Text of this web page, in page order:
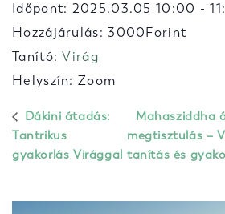
Időpont: 2025.03.05 10:00 -
Hozzájárulás: 3000Forint
Tanító:Virág
Helyszín: Zoom
Dákini átadás:
Tantrikus
gyakorlás Virággal
Mahasziddha
megtisztulás –
tanítás és